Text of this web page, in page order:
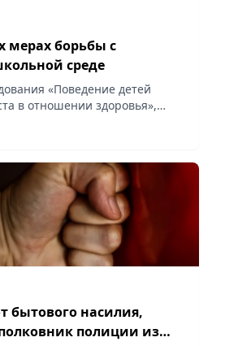
мерах борьбы с
среде
«Поведение детей
в отношении здоровья»,
в Казахстане 17,5% детей
буллингу, 6,8%
бытового насилия,
полиции из